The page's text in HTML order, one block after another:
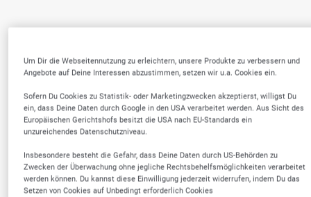
Um Dir die Webseitennutzung zu erleichtern, unsere Produkte zu verbessern und
Angebote auf Deine Interessen abzustimmen, setzen wir u.a. Cookies ein.
Sofern Du Cookies zu Statistik- oder Marketingzwecken akzeptierst, willigst Du
ein, dass Deine Daten durch Google in den USA verarbeitet werden. Aus Sicht des
Europäischen Gerichtshofs besitzt die USA nach EU-Standards ein
unzureichendes Datenschutzniveau.
Insbesondere besteht die Gefahr, dass Deine Daten durch US-Behörden zu
Zwecken der Überwachung ohne jegliche Rechtsbehelfsmöglichkeiten verarbeitet
werden können. Du kannst diese Einwilligung jederzeit widerrufen, indem Du das
Setzen von Cookies auf Unbedingt erforderlich Cookies